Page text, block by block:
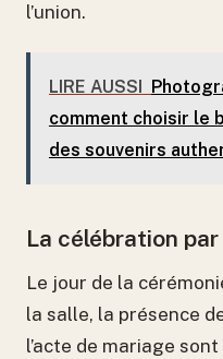
l’union.
LIRE AUSSI
comment choisir le
des souvenirs
La célébration
Le jour de la
la salle, la présence
l’acte de mariage